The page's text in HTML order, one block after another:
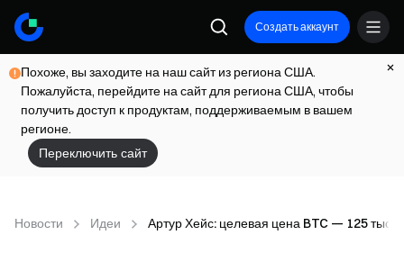
Создать аккаунт
Похоже, вы заходите на наш сайт из региона США.
Пожалуйста, перейдите на сайт для региона США, чтобы
получить доступ к продуктам, поддерживаемым в вашем
регионе.
Переключить сайт
Новости Идеи Артур Хейс: целевая цена BTC — 125